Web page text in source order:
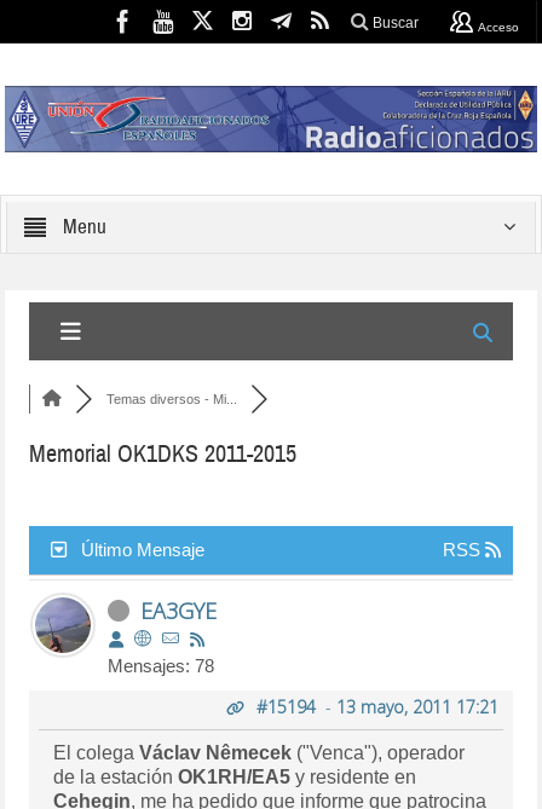
Buscar Acceso
Menu
Temas diversos - Mi...
Memorial OK1DKS 2011-2015
Último Mensaje RSS
EA3GYE
Mensajes: 78
#15194- 13 mayo, 2011 17:21
El colegaVáclav Nêmecek ("Venca"), operador
de la estaciónOK1RH/EA5y residente en
Cehegin, me ha pedido que informe que patrocina